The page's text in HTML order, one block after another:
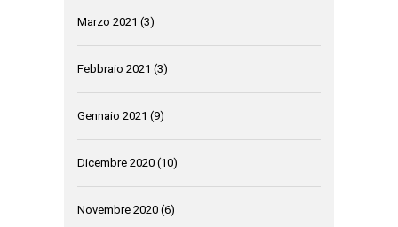
Marzo 2021 (3)
Febbraio 2021 (3)
Gennaio 2021 (9)
Dicembre 2020 (10)
Novembre 2020 (6)